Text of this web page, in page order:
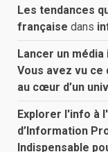
Les tendances
française dans
Lancer un
Vous avez vu ce
au cœur d’un
Explorer l'info à
d’Information
Indispensable